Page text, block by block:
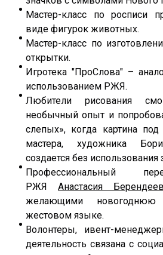
Мастер-класс по росписи
виде фигурок животных.
Мастер-класс по
открытки.
Игротека "ПроСлова" –
использованием РЖЯ.
Любители рисования
необычный опыт и
слепых», когда картина под
мастера, художника
создается без использования
Профессиональный
РЖЯ Анастасия
желающими
жестовом языке.
Волонтеры, ивент-
деятельность связана с